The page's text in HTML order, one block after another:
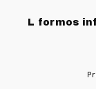
L formos